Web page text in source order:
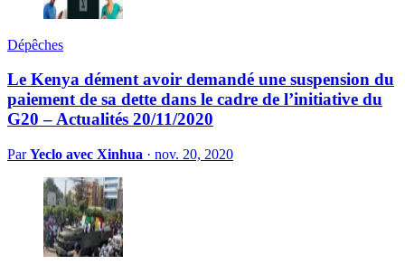
Dépêches
Le Kenya dément avoir demandé une suspension du
paiement de sa dette dans le cadre de l’initiative du
G20 – Actualités 20/11/2020
ParYeclo avec Xinhua · nov. 20, 2020